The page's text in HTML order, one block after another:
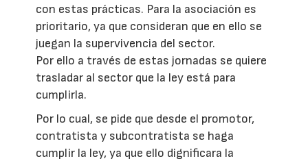
con estas prácticas. Para la asociación es
prioritario, ya que consideran que en ello se
juegan la supervivencia del sector.
Por ello a través de estas jornadas se quiere
trasladar al sector que la ley está para
cumplirla.
Por lo cual, se pide que desde el promotor,
contratista y subcontratista se haga
cumplir la ley, ya que ello dignificara la